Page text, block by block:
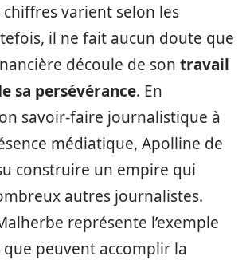
chiffres varient selon les
il ne fait aucun doute que
découle de son travail
sa persévérance. En
savoir-faire journalistique à
médiatique, Apolline de
construire un empire qui
autres journalistes.
représente l’exemple
peuvent accomplir la